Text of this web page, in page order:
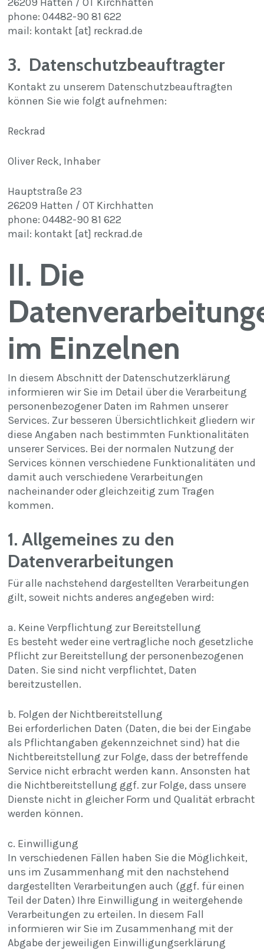
phone: 04482-90 81 622
mail: kontakt [at] reckrad.de
3. Datenschutzbeauftragter
Kontakt zu unserem Datenschutzbeauftragten
können Sie wie folgt aufnehmen:
Reckrad
Oliver Reck, Inhaber
Hauptstraße 23
26209 Hatten / OT Kirchhatten
phone: 04482-90 81 622
mail: kontakt [at] reckrad.de
II. Die
im Einzelnen
In diesem Abschnitt der Datenschutzerklärung
informieren wir Sie im Detail über die Verarbeitung
personenbezogener Daten im Rahmen unserer
Services. Zur besseren Übersichtlichkeit gliedern wir
diese Angaben nach bestimmten Funktionalitäten
unserer Services. Bei der normalen Nutzung der
Services können verschiedene Funktionalitäten und
damit auch verschiedene Verarbeitungen
nacheinander oder gleichzeitig zum Tragen
kommen.
1. Allgemeines zu den
Datenverarbeitungen
Für alle nachstehend dargestellten Verarbeitungen
gilt, soweit nichts anderes angegeben wird:
a. Keine Verpflichtung zur Bereitstellung
Es besteht weder eine vertragliche noch gesetzliche
Pflicht zur Bereitstellung der personenbezogenen
Daten. Sie sind nicht verpflichtet, Daten
bereitzustellen.
b. Folgen der Nichtbereitstellung
Bei erforderlichen Daten (Daten, die bei der Eingabe
als Pflichtangaben gekennzeichnet sind) hat die
Nichtbereitstellung zur Folge, dass der betreffende
Service nicht erbracht werden kann. Ansonsten hat
die Nichtbereitstellung ggf. zur Folge, dass unsere
Dienste nicht in gleicher Form und Qualität erbracht
werden können.
c. Einwilligung
In verschiedenen Fällen haben Sie die Möglichkeit,
uns im Zusammenhang mit den nachstehend
dargestellten Verarbeitungen auch (ggf. für einen
Teil der Daten) Ihre Einwilligung in weitergehende
Verarbeitungen zu erteilen. In diesem Fall
informieren wir Sie im Zusammenhang mit der
Abgabe der jeweiligen Einwilligungserklärung